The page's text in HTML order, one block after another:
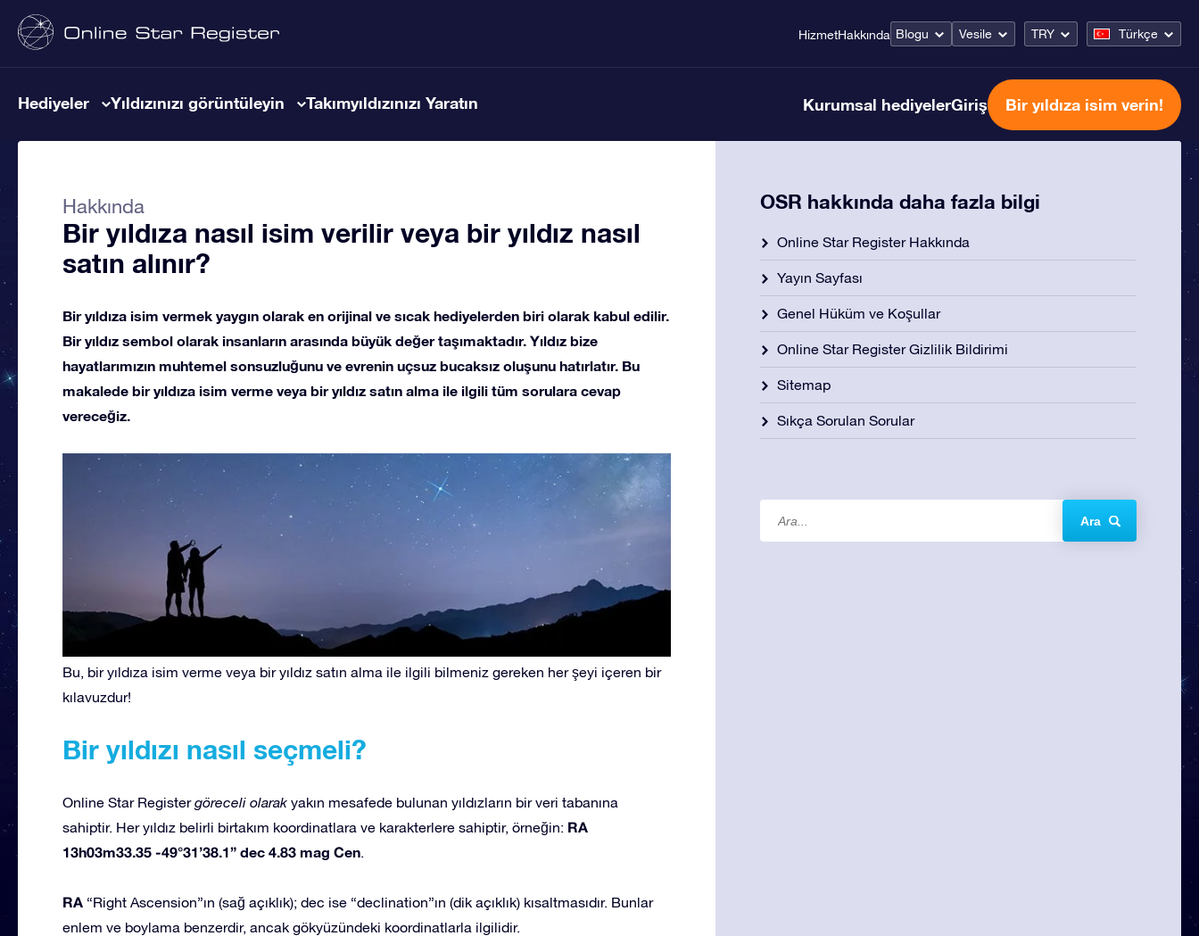
HizmetHakkında Blogu Vesile TRY Türkçe
Hediyeler Yıldızınızı görüntüleyin Takımyıldızınızı Yaratın Kurumsal hediyelerGiriş Bir yıldıza isim verin!
Hakkında
Bir yıldıza nasıl isim verilir veya bir yıldız nasıl
satın alınır?
Bir yıldıza isim vermek yaygın olarak en orijinal ve sıcak hediyelerden biri olarak kabul edilir.
Bir yıldız sembol olarak insanların arasında büyük değer taşımaktadır. Yıldız bize
hayatlarımızın muhtemel sonsuzluğunu ve evrenin uçsuz bucaksız oluşunu hatırlatır. Bu
makalede bir yıldıza isim verme veya bir yıldız satın alma ile ilgili tüm sorulara cevap
vereceğiz.
Bu, bir yıldıza isim verme veya bir yıldız satın alma ile ilgili bilmeniz gereken her şeyi içeren bir
kılavuzdur!
Bir yıldızı nasıl seçmeli?
Online Star Registergöreceli olarak yakın mesafede bulunan yıldızların bir veri tabanına
sahiptir. Her yıldız belirli birtakım koordinatlara ve karakterlere sahiptir, örneğin: RA
13h03m33.35 -49°31’38.1” dec 4.83 mag Cen.
RA “Right Ascension”ın (sağ açıklık); dec ise “declination”ın (dik açıklık) kısaltmasıdır. Bunlar
enlem ve boylama benzerdir, ancak gökyüzündeki koordinatlarla ilgilidir.
OSR hakkında daha fazla bilgi
Online Star Register Hakkında
Yayın Sayfası
Genel Hüküm ve Koşullar
Online Star Register Gizlilik Bildirimi
Sitemap
Sıkça Sorulan Sorular
Ara